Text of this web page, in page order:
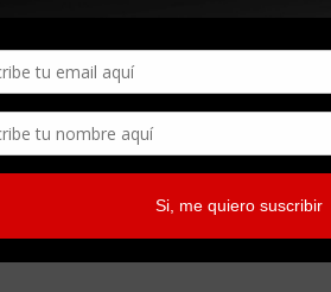
Voluptatem